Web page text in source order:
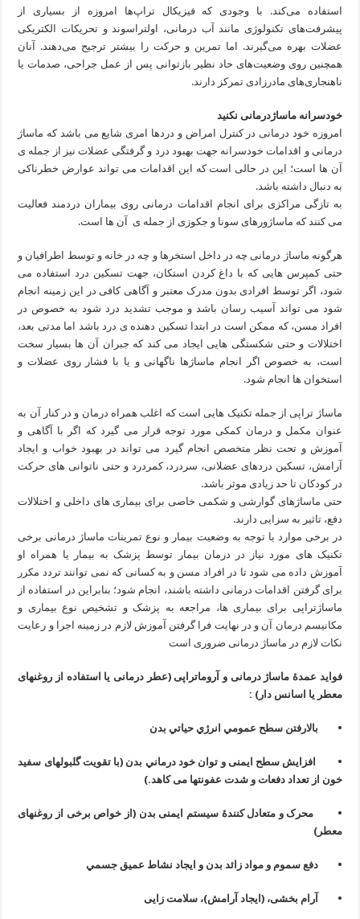
استفاده می‌كند. با وجودی كه فیزیكال تراپ‌ها امروزه از بسیاری از
پیشرفت‌های تكنولوژی مانند آب درمانی، اولتراسوند و تحریكات الكتریكی
عضلات بهره می‌گیرند. اما تمرین و حركت را بیشتر ترجیح می‌دهند. آنان
همچنین روی وضعیت‌های حاد نظیر بازتوانی پس از عمل جراحی، صدمات یا
ناهنجاری‌های مادرزادی تمركز دارند.
خودسرانهماساژدرمانی نکنید
امروزه خود درمانی در کنترل امراض و دردها امری شایع می ‌باشد که ماساژ
درمانی و اقدامات خودسرانه جهت بهبود درد و گرفتگی عضلات نیز از جمله ی
آن ها است؛ این در حالی است که این اقدامات می ‌تواند عوارض خطرناکی
به دنبال داشته باشد.
به تازگی مراکزی برای انجام اقدامات درمانی روی بیماران دردمند فعالیت
می ‌کنند که ماساژورهای سونا و جکوزی از جمله ی آن ها است.
هرگونه ماساژ درمانی چه در داخل استخرها و چه در خانه و توسط اطرافیان و
حتی کمپرس‌ هایی که با داغ کردن استکان، جهت تسکین درد استفاده می
‌شود، اگر توسط افرادی بدون مدرک معتبر و آگاهی کافی در این زمینه انجام
شود می‌ تواند آسیب رسان باشد و موجب تشدید درد شود به خصوص در
افراد مسن، که ممکن است در ابتدا تسکین دهنده ی درد باشد اما مدتی بعد،
اختلالات و حتی شکستگی ‌هایی ایجاد می‌ کند که جبران آن ها بسیار سخت
است، به خصوص اگر انجام ماساژها ناگهانی و یا با فشار روی عضلات و
استخوان ‌ها انجام شود.
ماساژ تراپی از جمله تکنیک‌ هایی است که اغلب همراه درمان و در کنار آن به
عنوان مکمل و درمان کمکی مورد توجه قرار می ‌گیرد که اگر با آگاهی و
آموزش و تحت نظر متخصص انجام گیرد می ‌تواند در بهبود خواب و ایجاد
آرامش، تسکین دردهای عضلانی، سردرد، کمردرد و حتی ناتوانی‌ های حرکت
در کودکان تا حد زیادی موثر باشد.
حتی ماساژهای گوارشی و شکمی خاصی برای بیماری‌ های داخلی و اختلالات
دفع، تاثیر به سزایی دارند.
در برخی موارد با توجه به وضعیت بیمار و نوع تمرینات ماساژ درمانی برخی
تکنیک ‌های مورد نیاز در درمان بیمار توسط پزشک به بیمار یا همراه او
آموزش داده می ‌شود تا در افراد مسن و به کسانی که نمی ‌توانند تردد مکرر
برای گرفتن اقدامات درمانی داشته باشند، انجام شود؛ بنابراین در استفاده از
ماساژتراپی برای بیماری ‌ها، مراجعه به پزشک و تشخیص نوع بیماری و
مکانیسم درمان آن و در نهایت فرا گرفتن آموزش لازم در زمینه اجرا و رعایت
نکات لازم در ماساژ درمانی ضروری است
فوايد عمدۀ ماساژ درمانی و آروماتراپی (عطر درمانی یا استفاده از روغنهای
معطر یا اسانس دار) :
• بالارفتن سطح عمومي انرژي حياتي بدن
• افزايش سطح ایمنی و توان خود درماني بدن (با تقویت گلبولهای سفید
خون از تعداد دفعات و شدت عفونتها می کاهد.)
• محرک و متعادل کنندۀ سیستم ایمنی بدن (از خواص برخی از روغنهای
معطر)
• دفع سموم و مواد زائد بدن و ايجاد نشاط عميق جسمي
• آرام بخشی، (ايجاد آرامش)، سلامت زایی